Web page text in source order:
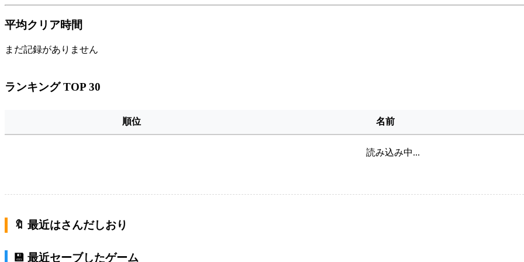
平均クリア時間
まだ記録がありません
ランキング TOP 30
順位 名前
読み込み中...
🔖 最近はさんだしおり
💾 最近セーブしたゲーム